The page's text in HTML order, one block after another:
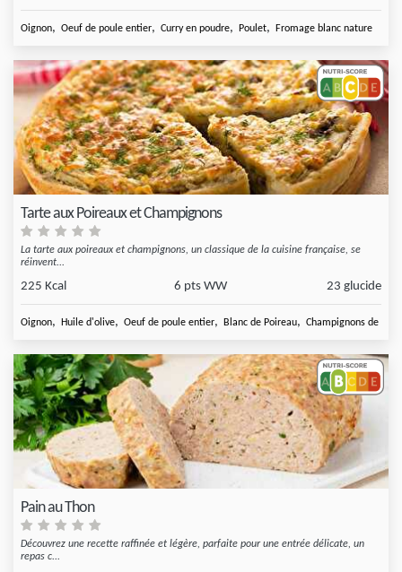
Oignon, Oeuf de poule entier, Curry en poudre, Poulet, Fromage blanc nature
Tarte aux Poireaux et Champignons
La tarte aux poireaux et champignons, un classique de la cuisine française, se
réinvent...
225 Kcal 6 pts WW 23 glucide
Oignon, Huile d'olive, Oeuf de poule entier, Blanc de Poireau, Champignons de
Pain au Thon
Découvrez une recette raffinée et légère, parfaite pour une entrée délicate, un
repas c...